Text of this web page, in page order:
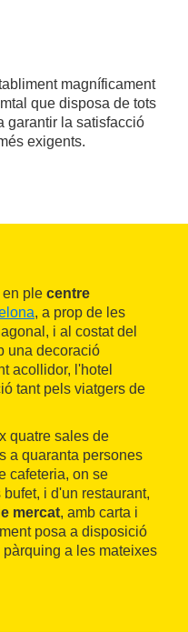
magníficament
que disposa de tots
garantir la satisfacció
exigents.
en ple centre
, a prop de les
i al costat del
una decoració
acollidor, l'hotel
tant pels viatgers de
quatre sales de
a quaranta persones
cafeteria, on se
i d'un restaurant,
mercat, amb carta i
posa a disposició
a les mateixes